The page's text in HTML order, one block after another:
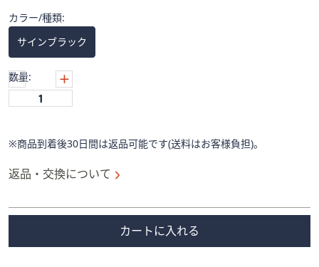
し
て
閲
覧
で
き
す。
カラー/種類:
サインブラック
数量:
※商品到着後30日間は返品可能です(送料はお客様負担)。
返品・交換について
カートに入れる